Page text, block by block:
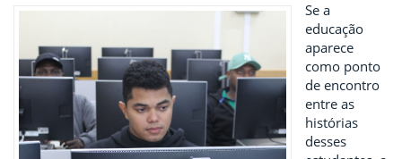
Se a
educação
aparece
como ponto
de encontro
entre as
histórias
desses